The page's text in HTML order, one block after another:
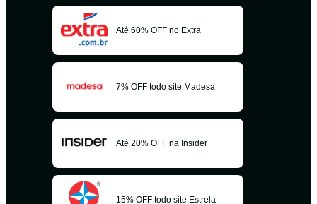
Até 60% OFF no Extra
7% OFF todo site Madesa
Até 20% OFF na Insider
15% OFF todo site Estrela